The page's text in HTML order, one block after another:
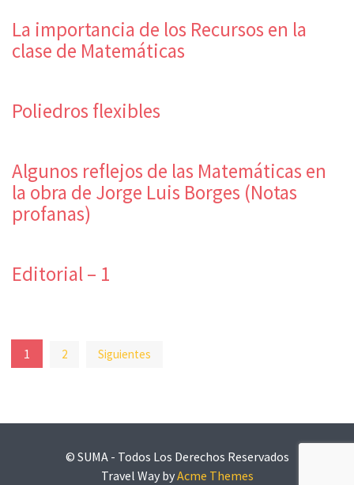
La importancia de los Recursos en la
clase de Matemáticas
Poliedros flexibles
Algunos reflejos de las Matemáticas en
la obra de Jorge Luis Borges (Notas
profanas)
Editorial – 1
Paginación
de
1 2 Siguientes
© SUMA - Todos Los Derechos Reservados
Travel Way byAcme Themes